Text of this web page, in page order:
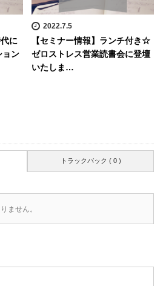
に
ョン
2022.7.5
【セミナー情報】ランチ付き☆
ゼロストレス営業読書会に登壇
いたしま…
トラックバック ( 0 )
ません。